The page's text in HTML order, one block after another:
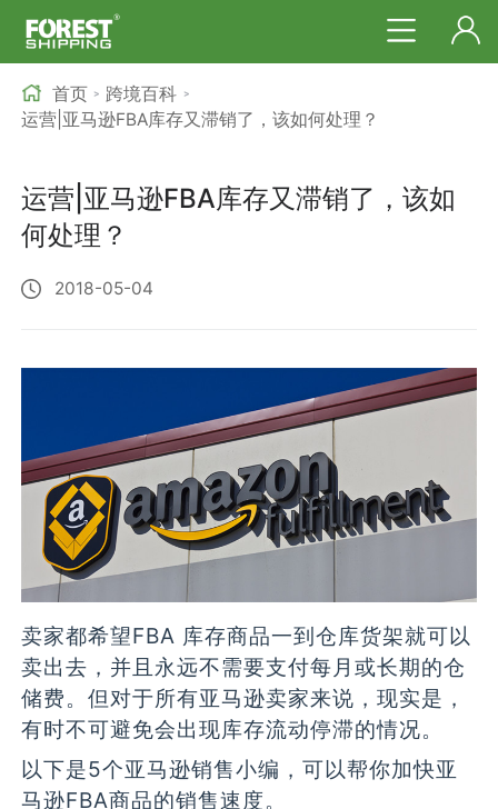
首页 > 跨境百科 >
运营|亚马逊FBA库存又滞销了，该如何处理？
运营|亚马逊FBA库存又滞销了，该如
何处理？
2018-05-04
卖家都希望FBA 库存商品一到仓库货架就可以
卖出去，并且永远不需要支付每月或长期的仓
储费。但对于所有亚马逊卖家来说，现实是，
有时不可避免会出现库存流动停滞的情况。
以下是5个亚马逊销售小编，可以帮你加快亚
马逊FBA商品的销售速度。